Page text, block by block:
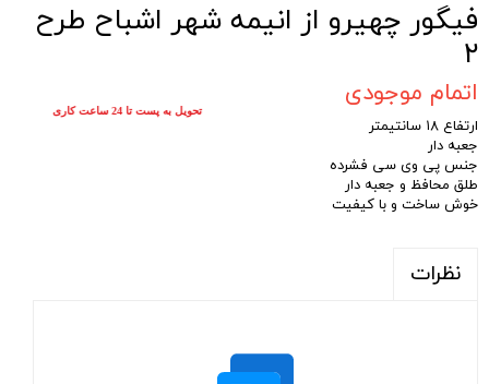
فیگور چهیرو از انیمه شهر اشباح طرح
۲
اتمام موجودی
ارتفاع ۱۸ سانتیمتر
جعبه دار
جنس پی وی سی فشرده
طلق محافظ و جعبه دار
خوش ساخت و با کیفیت
نظرات
تحویل به پست تا 24 ساعت کاری